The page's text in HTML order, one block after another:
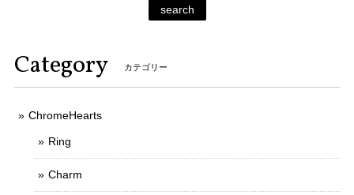
search
Category カテゴリー
ChromeHearts
Ring
Charm